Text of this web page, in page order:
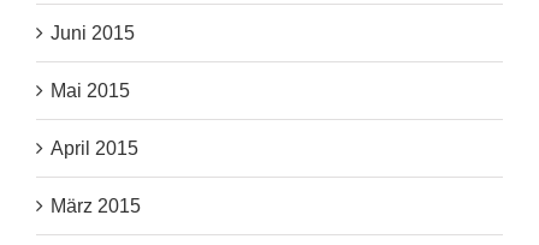
Juni 2015
Mai 2015
April 2015
März 2015